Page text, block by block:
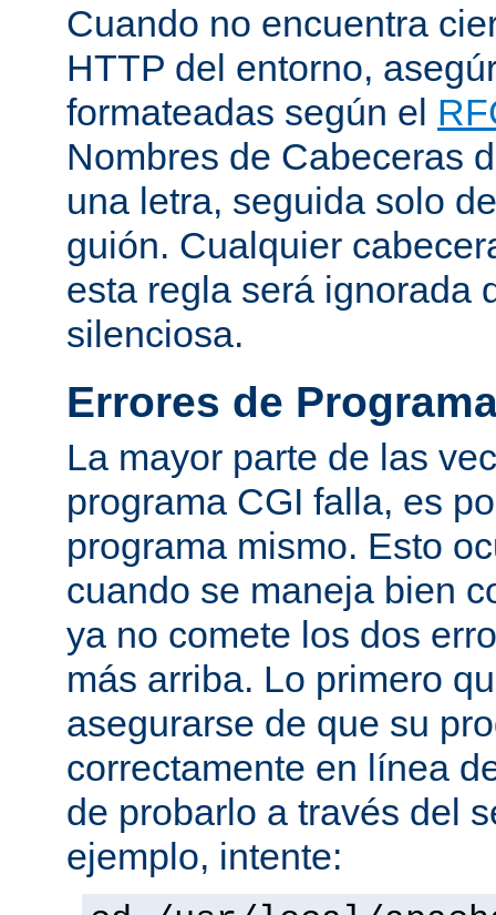
Cuando no encuentra
HTTP del entorno,
formateadas según el
Nombres de Cabeceras
una letra, seguida solo
guión. Cualquier
esta regla será ignorada
silenciosa.
Errores de
La mayor parte de las
programa CGI falla, es
programa mismo. Esto
cuando se maneja bien
ya no comete los dos
más arriba. Lo primero
asegurarse de que su
correctamente en línea
de probarlo a través del
ejemplo, intente: